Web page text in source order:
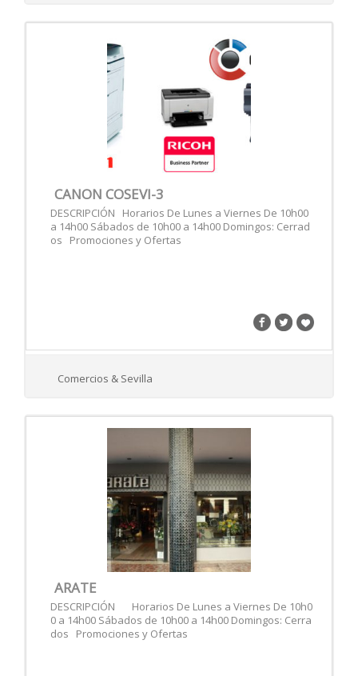
CANON COSEVI-3
DESCRIPCIÓN Horarios De Lunes a Viernes De 10h00
a 14h00 Sábados de 10h00 a 14h00 Domingos: Cerrad
os Promociones y Ofertas
Comercios & Sevilla
ARATE
DESCRIPCIÓN Horarios De Lunes a Viernes De 10h0
0 a 14h00 Sábados de 10h00 a 14h00 Domingos: Cerra
dos Promociones y Ofertas